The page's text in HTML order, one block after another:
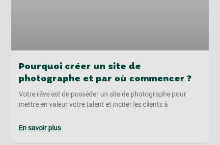
Pourquoi créer un site de
photographe et par où commencer ?
Votre rêve est de posséder un site de photographe pour
mettre en valeur votre talent et inciter les clients à
En savoir plus